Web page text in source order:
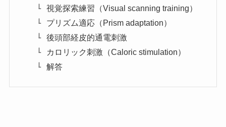
視覚探索練習（Visual scanning training）
プリズム適応（Prism adaptation）
後頭部経皮的通電刺激
カロリック刺激（Caloric stimulation）
解答